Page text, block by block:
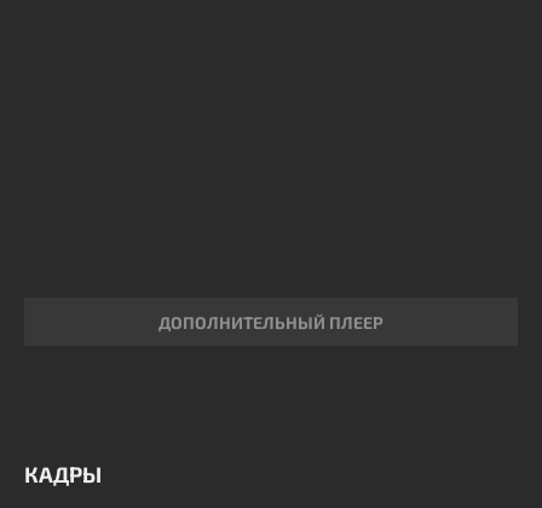
ДОПОЛНИТЕЛЬНЫЙ ПЛЕЕР
КАДРЫ